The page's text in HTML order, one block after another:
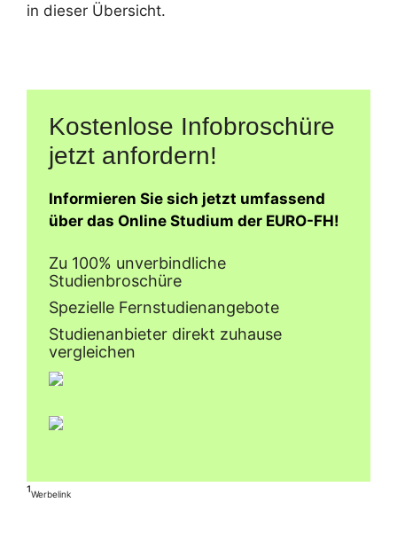
in dieser Übersicht.
Kostenlose Infobroschüre
jetzt anfordern!
Informieren Sie sich jetzt umfassend
über das Online Studium der EURO-FH!
Zu 100% unverbindliche
Studienbroschüre
Spezielle Fernstudienangebote
Studienanbieter direkt zuhause
vergleichen
¹Werbelink